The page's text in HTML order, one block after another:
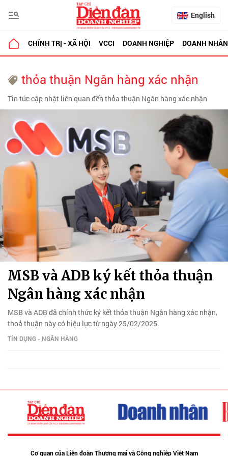
English
CHÍNH TRỊ - XÃ HỘI VCCI DOANH NGHIỆP DOANH NHÂN
thỏa thuận Ngân hàng xác nhận
Tin tức cập nhật liên quan đến thỏa thuận Ngân hàng xác nhận
MSB và ADB ký kết thỏa thuận
Ngân hàng xác nhận
MSB và ADB đã chính thức ký kết thỏa thuận Ngân hàng xác nhận,
thoả thuận này có hiệu lực từ ngày 25/02/2025.
TÍN DỤNG - NGÂN HÀNG
Cơ quan của Liên đoàn Thương mại và Công nghiệp Việt Nam